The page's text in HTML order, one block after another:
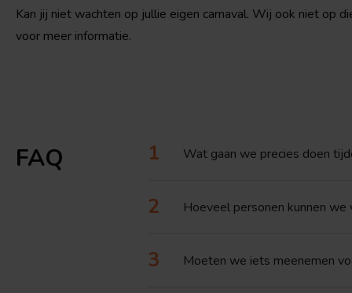
Kan jij niet wachten op jullie eigen carnaval. Wij ook niet op
voor meer informatie.
FAQ Wat gaan we precies doen
Hoeveel personen kunnen
Moeten we iets meenemen